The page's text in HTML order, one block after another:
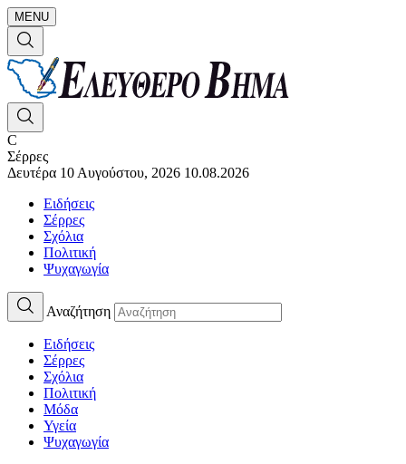
MENU
C
Σέρρες
Δευτέρα 10 Αυγούστου, 2026 10.08.2026
Ειδήσεις
Σέρρες
Σχόλια
Πολιτική
Ψυχαγωγία
Αναζήτηση
Ειδήσεις
Σέρρες
Σχόλια
Πολιτική
Μόδα
Υγεία
Ψυχαγωγία